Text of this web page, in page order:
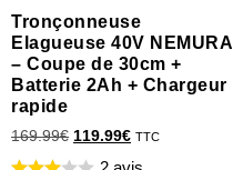
Tronçonneuse
Elagueuse 40V NEMURA
– Coupe de 30cm +
Batterie 2Ah + Chargeur
rapide
169.99€ 119.99€ TTC